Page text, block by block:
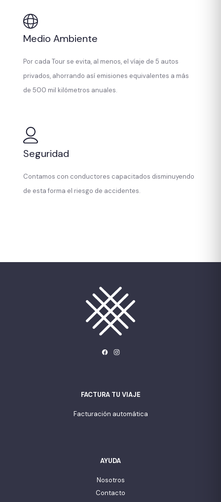
Medio Ambiente
Por cada Tour se evita, al menos, el víaje de 5 autos
privados, ahorrando así emisiones equivalentes a más
de 500 mil kilómetros anuales.
Seguridad
Contamos con conductores capacitados disminuyendo
de esta forma el riesgo de accidentes.
FACTURA TU VIAJE
Facturación automática
AYUDA
Nosotros
Contacto